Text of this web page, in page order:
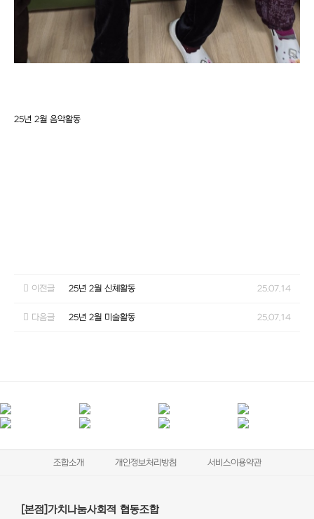
25년 2월 음악활동
이전글 25년 2월 신체활동 25.07.14
다음글 25년 2월 미술활동 25.07.14
조합소개 개인정보처리방침 서비스이용약관
[본점]가치나눔사회적 협동조합